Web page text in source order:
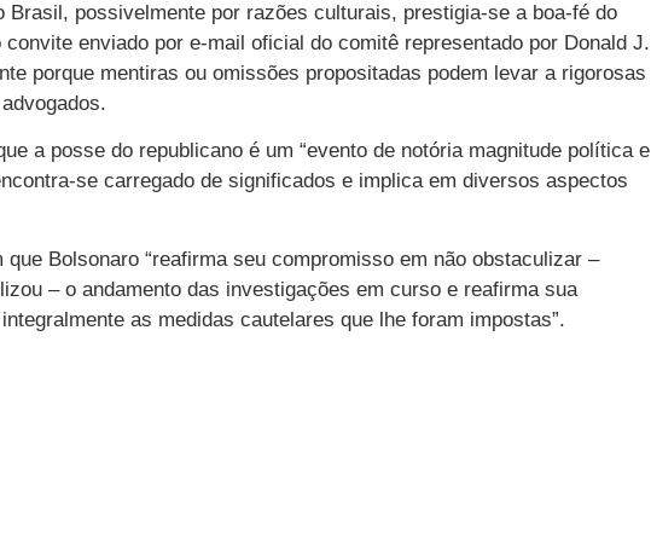
Brasil, possivelmente por razões culturais, prestigia-se a boa-fé do
enviado por e-mail oficial do comitê representado por Donald J.
porque mentiras ou omissões propositadas podem levar a rigorosas
a posse do republicano é um “evento de notória magnitude política e
se carregado de significados e implica em diversos aspectos
Bolsonaro “reafirma seu compromisso em não obstaculizar –
– o andamento das investigações em curso e reafirma sua
as medidas cautelares que lhe foram impostas”.